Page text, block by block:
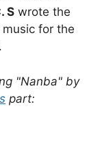
S wrote the
for the
.
"Nanba" by
part: